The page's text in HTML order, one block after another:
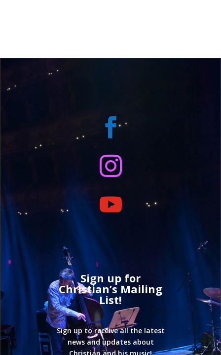



Sign up for
Christian’s Mailing
List!
Sign up to receive all the latest
news and updates about